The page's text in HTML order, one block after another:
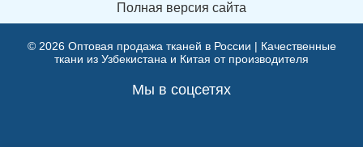
Полная версия сайта
© 2026 Оптовая продажа тканей в России | Качественные
ткани из Узбекистана и Китая от производителя
Мы в соцсетях